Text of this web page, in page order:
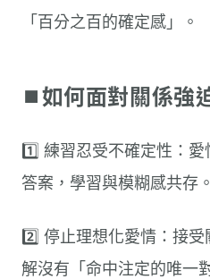
「百分之百的確定感」。
⏹︎如何面對關係強
1️⃣ 練習忍受不確定性：
答案，學習與模糊感共存。
2️⃣ 停止理想化愛情：接
解沒有「命中注定的唯一